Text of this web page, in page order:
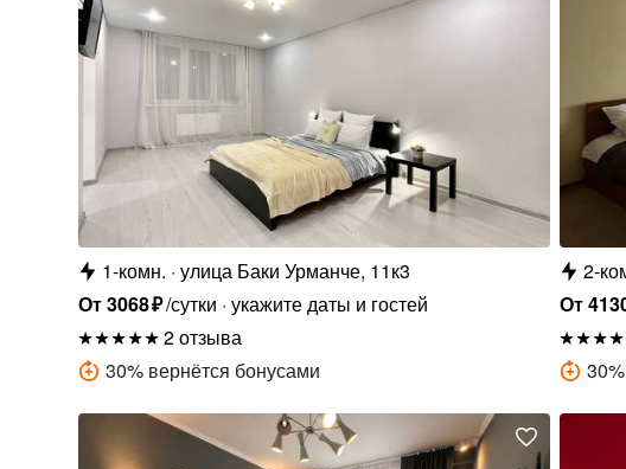
1-комн. улица Баки Урманче, 11к3
От3068₽/сутки укажите даты и гостей
2 отзыва
30% вернётся бонусами
2-
От
30%